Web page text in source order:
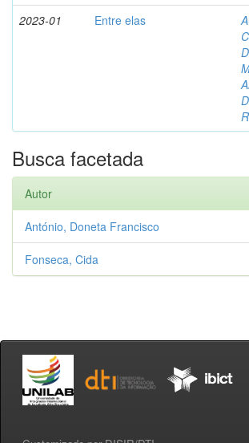
2023-01 Entre elas
Busca facetada
Autor
António, Doneta Francisco
Fonseca, Cida